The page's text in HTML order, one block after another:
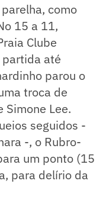
como
15 a 11,
Clube
até
parou o
troca de
Simone Lee.
seguidos -
-, o Rubro-
um ponto (15
para delírio da